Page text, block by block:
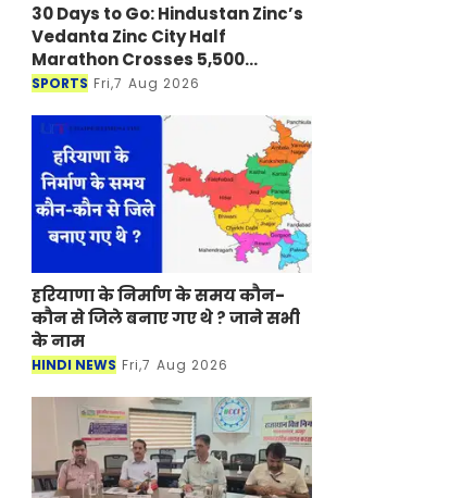
30 Days to Go: Hindustan Zinc’s
Vedanta Zinc City Half
Marathon Crosses 5,500
Registrations in Udaipur
SPORTS Fri,7 Aug 2026
हरियाणा के निर्माण के समय कौन-
कौन से जिले बनाए गए थे ? जाने सभी
के नाम
HINDI NEWS Fri,7 Aug 2026